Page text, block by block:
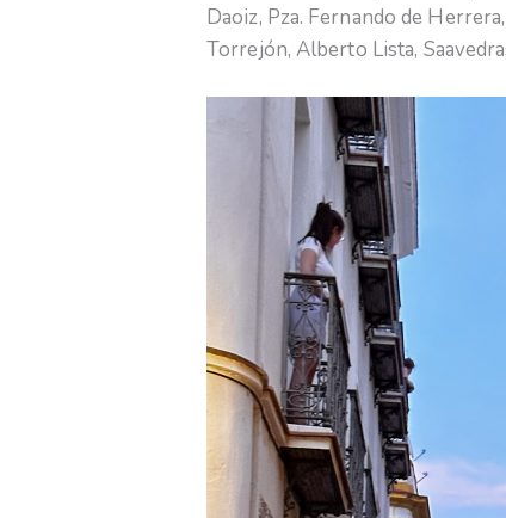
Daoiz, Pza. Fernando de
Torrejón, Alberto Lista,